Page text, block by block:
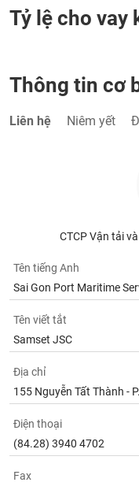
Tỷ lệ cho vay
Thông tin cơ
Liên hệ Niêm yết
CTCP Vận tải
Tên tiếng Anh
Sai Gon Port Maritime
Tên viết tắt
Samset JSC
Địa chỉ
155 Nguyễn Tất Thành -
Điện thoại
(84.28) 3940 4702
Fax
TRUYỀN
TIỆN
Mã
chứng
khoán
(-)
Lãnh
(-)
Tất cả Người nội